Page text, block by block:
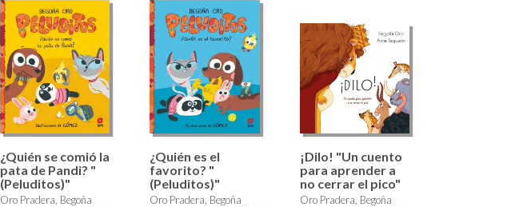
¿Quién se comió la
pata de Pandi? "
(Peluditos)"
Oro Pradera, Begoña
¿Quién es el
favorito? "
(Peluditos)"
Oro Pradera, Begoña
¡Dilo! "Un cuento
para aprender a
no cerrar el pico"
Oro Pradera, Begoña